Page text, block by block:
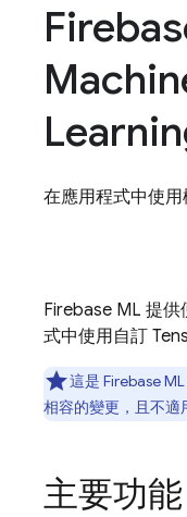
在應用程式中使用
Firebase ML 提供
式中使用自訂
這是 Firebase ML
相容的變更，且不適
主要功能